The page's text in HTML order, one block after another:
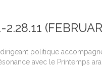
2.28.11
politique
avec le Printemps